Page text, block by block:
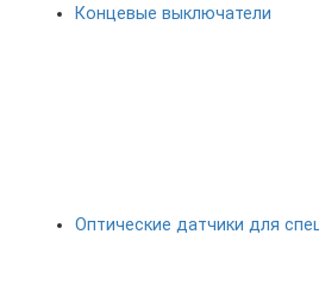
Концевые выключатели
Оптические датчики для